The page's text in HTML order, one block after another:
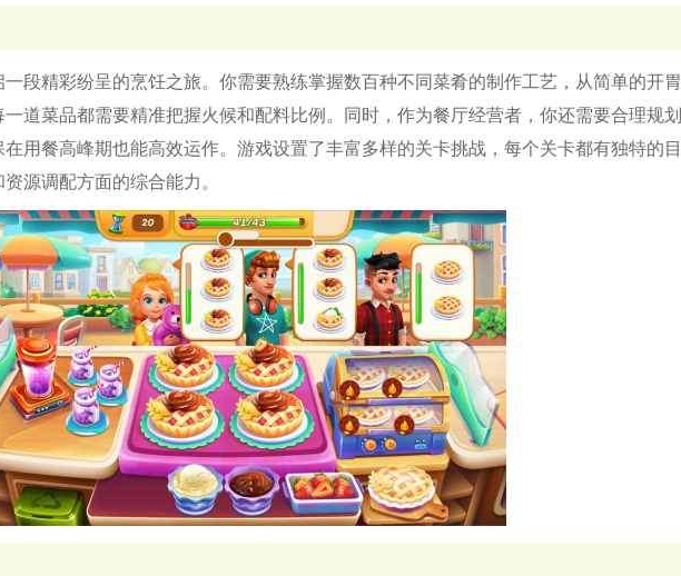
段精彩纷呈的烹饪之旅。你需要熟练掌握数百种不同菜肴的制作工艺，从简单的开胃
道菜品都需要精准把握火候和配料比例。同时，作为餐厅经营者，你还需要合理规划
用餐高峰期也能高效运作。游戏设置了丰富多样的关卡挑战，每个关卡都有独特的目
源调配方面的综合能力。